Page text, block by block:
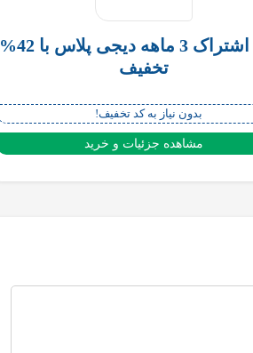
خرید اشتراک 3 ماهه دیجی پلاس با 42%
تخفیف
بدون نیاز به کد تخفیف!
مشاهده جزئیات و خرید